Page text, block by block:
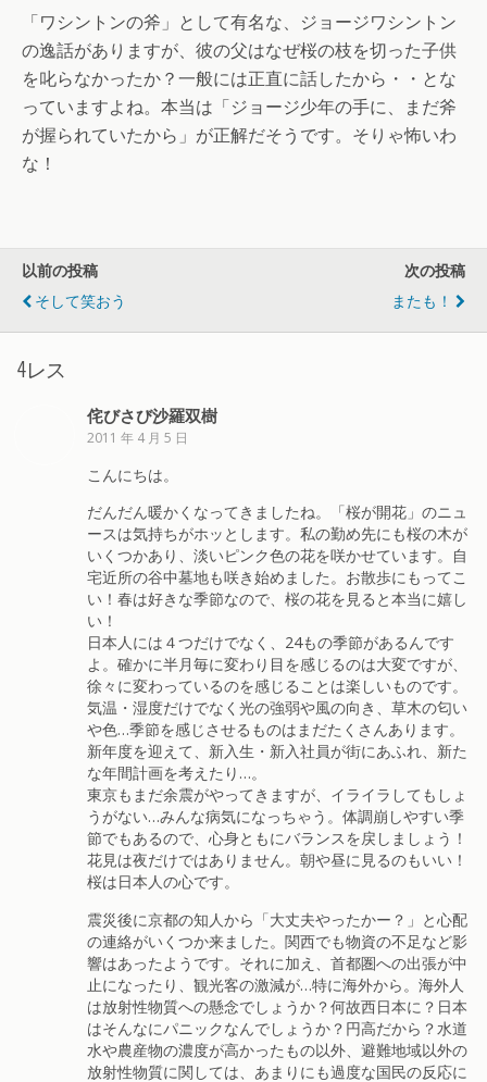
「ワシントンの斧」として有名な、ジョージワシントン
の逸話がありますが、彼の父はなぜ桜の枝を切った子供
を叱らなかったか？一般には正直に話したから・・とな
っていますよね。本当は「ジョージ少年の手に、まだ斧
が握られていたから」が正解だそうです。そりゃ怖いわ
な！
以前の投稿
そして笑おう
次の投稿
またも！
4レス
侘びさび沙羅双樹
2011 年 4 月 5 日
こんにちは。
だんだん暖かくなってきましたね。「桜が開花」のニュ
ースは気持ちがホッとします。私の勤め先にも桜の木が
いくつかあり、淡いピンク色の花を咲かせています。自
宅近所の谷中墓地も咲き始めました。お散歩にもってこ
い！春は好きな季節なので、桜の花を見ると本当に嬉し
い！
日本人には４つだけでなく、24もの季節があるんです
よ。確かに半月毎に変わり目を感じるのは大変ですが、
徐々に変わっているのを感じることは楽しいものです。
気温・湿度だけでなく光の強弱や風の向き、草木の匂い
や色…季節を感じさせるものはまだたくさんあります。
新年度を迎えて、新入生・新入社員が街にあふれ、新た
な年間計画を考えたり…。
東京もまだ余震がやってきますが、イライラしてもしょ
うがない…みんな病気になっちゃう。体調崩しやすい季
節でもあるので、心身ともにバランスを戻しましょう！
花見は夜だけではありません。朝や昼に見るのもいい！
桜は日本人の心です。
震災後に京都の知人から「大丈夫やったかー？」と心配
の連絡がいくつか来ました。関西でも物資の不足など影
響はあったようです。それに加え、首都圏への出張が中
止になったり、観光客の激減が…特に海外から。海外人
は放射性物質への懸念でしょうか？何故西日本に？日本
はそんなにパニックなんでしょうか？円高だから？水道
水や農産物の濃度が高かったもの以外、避難地域以外の
放射性物質に関しては、あまりにも過度な国民の反応に